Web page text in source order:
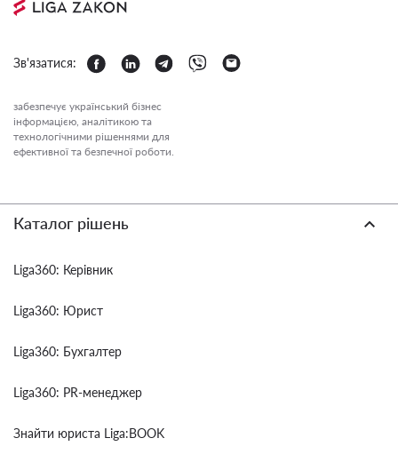
Зв'язатися:
забезпечує український бізнес
інформацією, аналітикою та
технологічними рішеннями для
ефективної та безпечної роботи.
Каталог рішень
Liga360: Керівник
Liga360: Юрист
Liga360: Бухгалтер
Liga360: PR-менеджер
Знайти юриста Liga:BOOK